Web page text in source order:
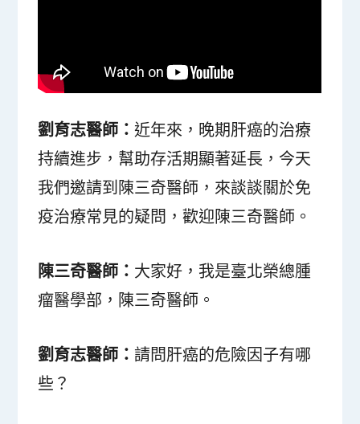
劉育志醫師：近年來，晚期肝癌的治療
持續進步，幫助存活期顯著延長，今天
我們邀請到陳三奇醫師，來談談關於免
疫治療常見的疑問，歡迎陳三奇醫師。
陳三奇醫師： 大家好，我是臺北榮總腫
瘤醫學部，陳三奇醫師。
劉育志醫師：請問肝癌的危險因子有哪
些？